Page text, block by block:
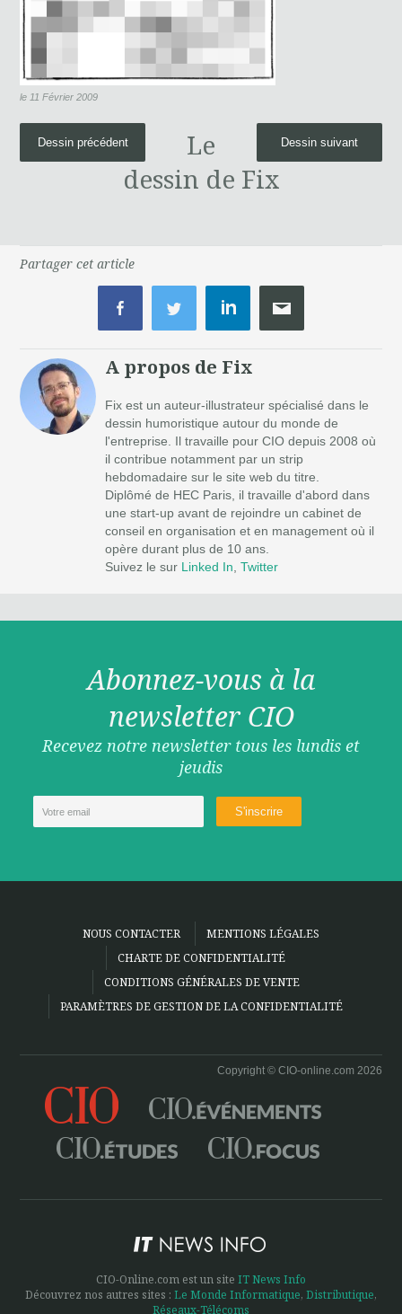
le 11 Février 2009
Dessin suivant
Dessin précédent
Le
dessin de Fix
Partager cet article
A propos de Fix
Fix est un auteur-illustrateur spécialisé dans le
dessin humoristique autour du monde de
l'entreprise. Il travaille pour CIO depuis 2008 où
il contribue notamment par un strip
hebdomadaire sur le site web du titre.
Diplômé de HEC Paris, il travaille d'abord dans
une start-up avant de rejoindre un cabinet de
conseil en organisation et en management où il
opère durant plus de 10 ans.
Suivez le sur Linked In ,Twitter
Abonnez-vous à la
newsletter CIO
Recevez notre newsletter tous les lundis et
jeudis
NOUS CONTACTER
MENTIONS LÉGALES
CHARTE DE CONFIDENTIALITÉ
CONDITIONS GÉNÉRALES DE VENTE
PARAMÈTRES DE GESTION DE LA CONFIDENTIALITÉ
Copyright © CIO-online.com 2026
CIO-Online.com est un site IT News Info
Découvrez nos autres sites : Le Monde Informatique, Distributique,
Réseaux-Télécoms